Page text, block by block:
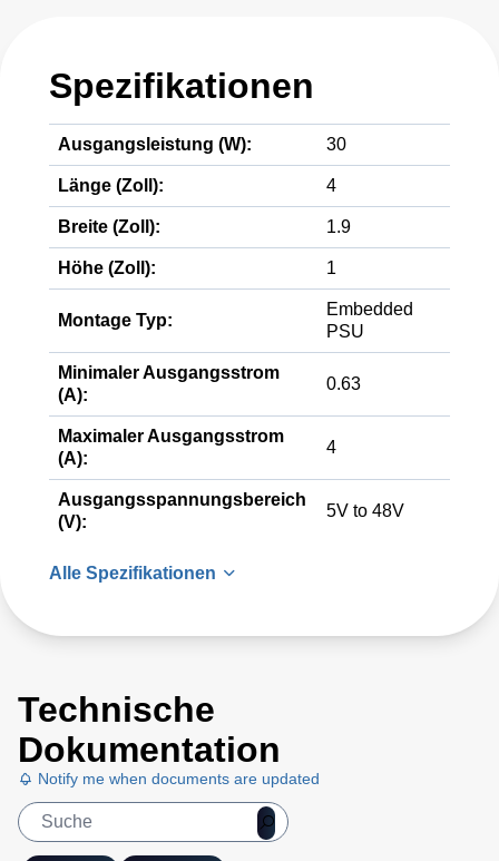
Spezifikationen
Ausgangsleistung (W): 30
Länge (Zoll): 4
Breite (Zoll): 1.9
Höhe (Zoll): 1
Montage Typ:
Embedded
PSU
Minimaler Ausgangsstrom
(A):
0.63
Maximaler Ausgangsstrom
(A):
4
Ausgangsspannungsbereich
(V):
5V to 48V
Alle Spezifikationen
Technische
Dokumentation
Notify me when documents are updated